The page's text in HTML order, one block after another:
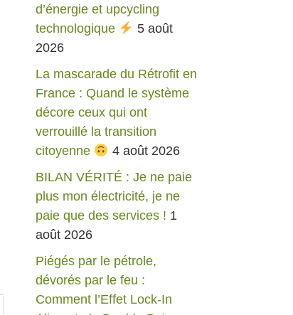
d’énergie et upcycling
technologique
5 août
2026
La mascarade du Rétrofit en
France : Quand le système
décore ceux qui ont
verrouillé la transition
citoyenne
4 août 2026
BILAN VÉRITÉ : Je ne paie
plus mon électricité, je ne
paie que des services ! 1
août 2026
Piégés par le pétrole,
dévorés par le feu :
Comment l’Effet Lock-In